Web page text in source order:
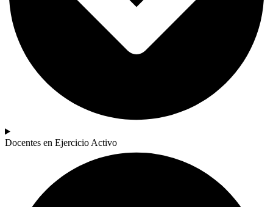
Docentes en Ejercicio Activo